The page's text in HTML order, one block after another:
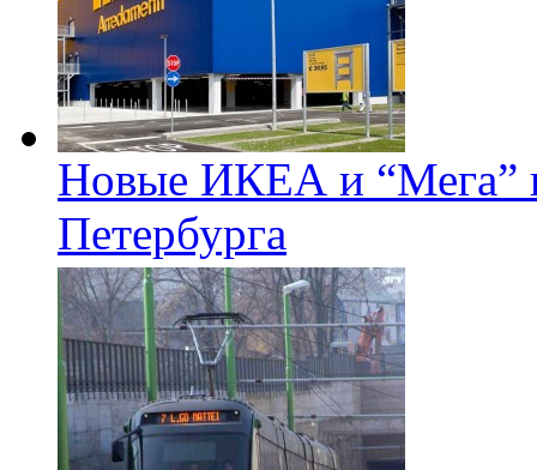
Новые ИКЕА и “Мега”
Петербурга